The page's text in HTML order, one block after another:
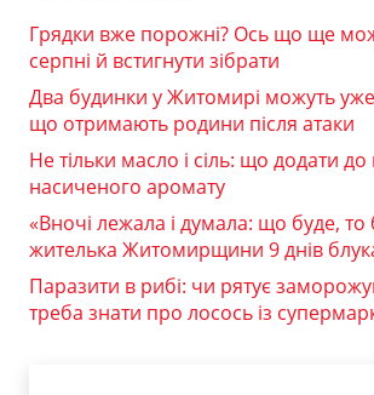
Грядки вже порожні? Ось що ще
серпні й встигнути зібрати
Два будинки у Житомирі можуть
що отримають родини після атаки
Не тільки масло і сіль: що додати
насиченого аромату
«Вночі лежала і думала: що буде, то
жителька Житомирщини 9 днів
Паразити в рибі: чи рятує
треба знати про лосось із